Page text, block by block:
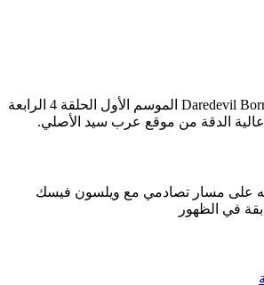
تنزيل مسلسل Daredevil Born Again الموسم الأول الحلقة 4 الرابعة
على مسار تصادمي مع ويلسون فيسك
في الظهور